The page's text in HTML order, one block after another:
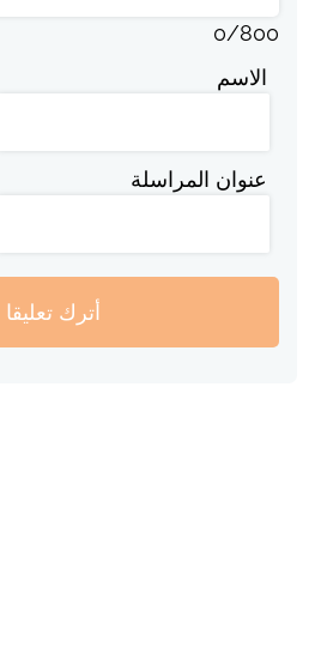
0/800
الاسم
عنوان المراسلة
أترك تعليقا